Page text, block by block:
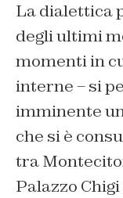
La dialettica
degli ultimi
momenti in
interne – si
imminente
che si è
tra
Palazzo